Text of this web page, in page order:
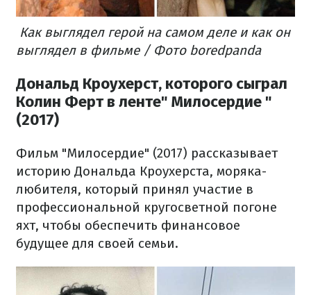
Как выглядел герой на самом деле и как он
выглядел в фильме / Фото boredpanda
Дональд Кроухерст, которого сыграл
Колин Ферт в ленте" Милосердие "
(2017)
Фильм "Милосердие" (2017) рассказывает
историю Дональда Кроухерста, моряка-
любителя, который принял участие в
профессиональной кругосветной погоне
яхт, чтобы обеспечить финансовое
будущее для своей семьи.